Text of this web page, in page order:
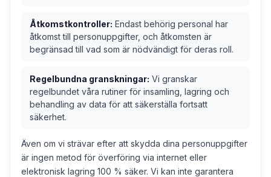
Åtkomstkontroller: Endast behörig personal har
åtkomst till personuppgifter, och åtkomsten är
begränsad till vad som är nödvändigt för deras roll.
Regelbundna granskningar: Vi granskar
regelbundet våra rutiner för insamling, lagring och
behandling av data för att säkerställa fortsatt
säkerhet.
Även om vi strävar efter att skydda dina personuppgifter
är ingen metod för överföring via internet eller
elektronisk lagring 100 % säker. Vi kan inte garantera